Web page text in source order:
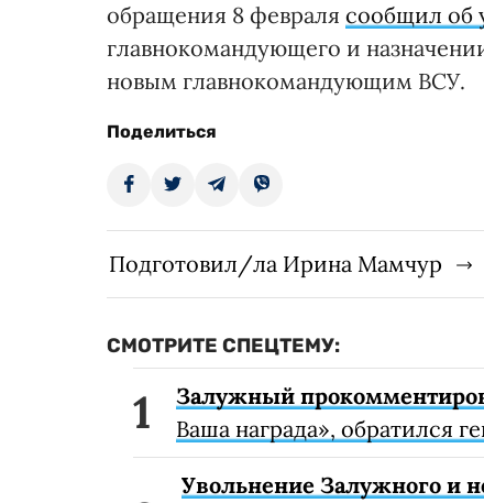
обращения 8 февраля сообщил об
главнокомандующего и
новым главнокомандующим ВСУ.
Поделиться
Подготовил/ла Ирина Мамчур
СМОТРИТЕ СПЕЦТЕМУ:
Залужный
Ваша награда», обратился
Увольнение Залужного и